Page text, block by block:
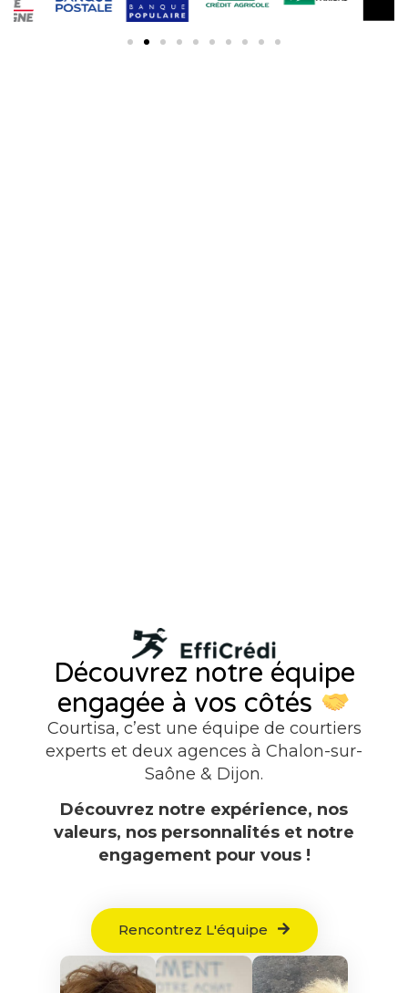
Découvrez notre équipe
engagée à vos côtés
Courtisa, c’est une équipe de courtiers
experts et deux agences à Chalon-sur-
Saône & Dijon.
Découvrez notre expérience, nos
valeurs, nos personnalités et notre
engagement pour vous !
Rencontrez L'équipe